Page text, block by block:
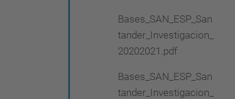
Bases_SAN_ESP_San
tander_Investigacion_
20202021.pdf
Bases_SAN_ESP_San
tander_Investigacion_